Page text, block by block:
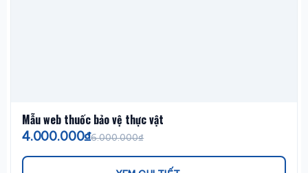
Mẫu web thuốc bảo vệ thực vật
4.000.000₫6.000.000₫